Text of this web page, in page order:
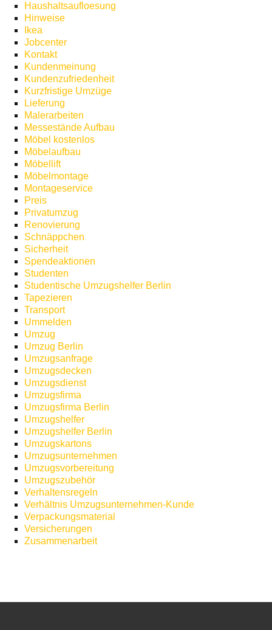
Haushaltsaufloesung
Hinweise
Ikea
Jobcenter
Kontakt
Kundenmeinung
Kundenzufriedenheit
Kurzfristige Umzüge
Lieferung
Malerarbeiten
Messestände Aufbau
Möbel kostenlos
Möbelaufbau
Möbellift
Möbelmontage
Montageservice
Preis
Privatumzug
Renovierung
Schnäppchen
Sicherheit
Spendeaktionen
Studenten
Studentische Umzugshelfer Berlin
Tapezieren
Transport
Ummelden
Umzug
Umzug Berlin
Umzugsanfrage
Umzugsdecken
Umzugsdienst
Umzugsfirma
Umzugsfirma Berlin
Umzugshelfer
Umzugshelfer Berlin
Umzugskartons
Umzugsunternehmen
Umzugsvorbereitung
Umzugszubehör
Verhaltensregeln
Verhältnis Umzugsunternehmen-Kunde
Verpackungsmaterial
Versicherungen
Zusammenarbeit